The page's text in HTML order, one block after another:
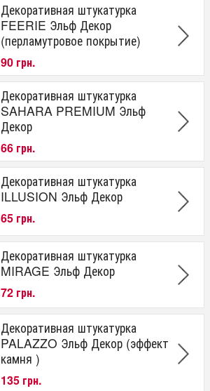
Декоративная штукатурка
FEERIE Эльф Декор
(перламутровое покрытие)
90 грн.
Декоративная штукатурка
SAHARA PREMIUM Эльф
Декор
66 грн.
Декоративная штукатурка
ILLUSION Эльф Декор
65 грн.
Декоративная штукатурка
MIRAGE Эльф Декор
72 грн.
Декоративная штукатурка
PALAZZO Эльф Декор (эффект
камня )
135 грн.